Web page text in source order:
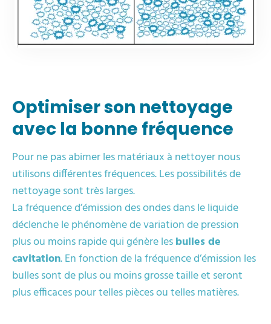
Optimiser son nettoyage
avec la bonne fréquence
Pour ne pas abimer les matériaux à nettoyer nous
utilisons différentes fréquences. Les possibilités de
nettoyage sont très larges.
La fréquence d’émission des ondes dans le liquide
déclenche le phénomène de variation de pression
plus ou moins rapide qui génère lesbulles de
cavitation. En fonction de la fréquence d’émission les
bulles sont de plus ou moins grosse taille et seront
plus efficaces pour telles pièces ou telles matières.